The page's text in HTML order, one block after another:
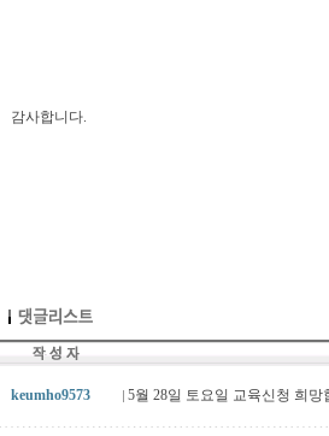
감사합니다.
keumho9573 5월 28일 토요일 교육신청 희